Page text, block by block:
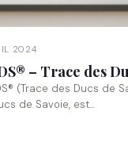
2024
– Trace des
(Trace des Ducs de
de Savoie, est…